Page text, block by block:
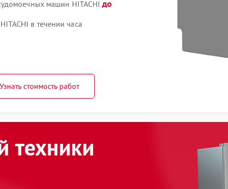
машин HITACHIдо
в течении часа
Узнать стоимость работ
техники